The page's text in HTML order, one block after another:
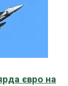
євро на